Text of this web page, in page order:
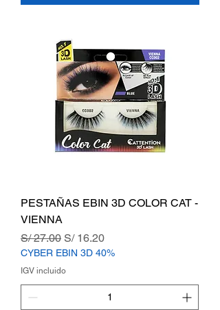
PESTAÑAS EBIN 3D COLOR CAT -
VIENNA
Precio
S/ 27.00 Precio de oferta
S/ 16.20
CYBER EBIN 3D 40%
IGV incluido